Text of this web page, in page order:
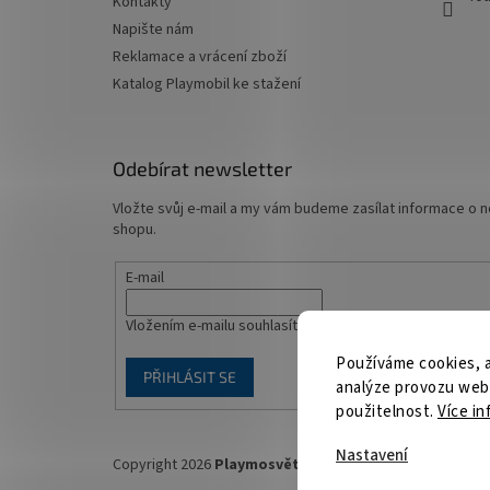
Používáme cookies,
analýze provozu
použitelnost. Více
Nastavení
Napište nám
Reklamace a vrácení zboží
Katalog Playmobil ke stažení
Odebírat newsletter
Vložte svůj e-mail a my vám budeme zasílat informace o
shopu.
E-mail
Vložením e-mailu souhlasíte s
PŘIHLÁSIT SE
Copyright 2026 Playmosvět.cz . Všechna práva vyhrazena.